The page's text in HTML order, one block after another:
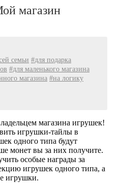
магазин
семьи #для подарка
#для маленького магазина
магазина #на логику
магазина игрушек!
игрушки-тайлы в
одного типа будут
монет вы за них получите.
особые награды за
игрушек одного типа, а
игрушки.